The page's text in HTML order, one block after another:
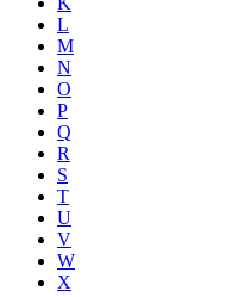
L
M
N
O
P
Q
R
S
T
U
V
W
X